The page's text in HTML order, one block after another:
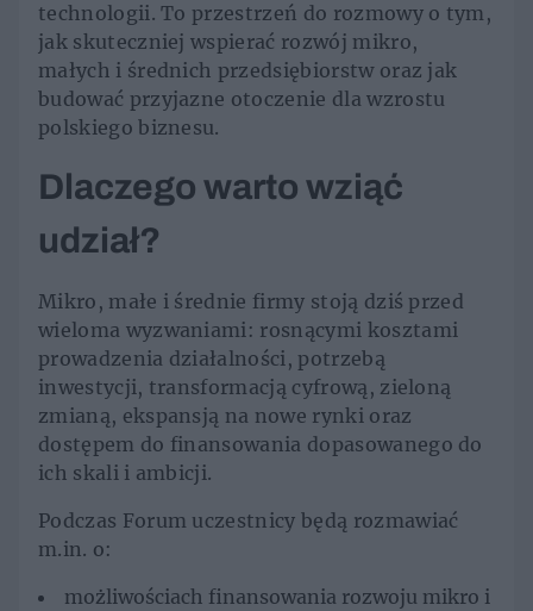
technologii. To przestrzeń do rozmowy o tym,
jak skuteczniej wspierać rozwój mikro,
małych i średnich przedsiębiorstw oraz jak
budować przyjazne otoczenie dla wzrostu
polskiego biznesu.
Dlaczego warto wziąć
udział?
Mikro, małe i średnie firmy stoją dziś przed
wieloma wyzwaniami: rosnącymi kosztami
prowadzenia działalności, potrzebą
inwestycji, transformacją cyfrową, zieloną
zmianą, ekspansją na nowe rynki oraz
dostępem do finansowania dopasowanego do
ich skali i ambicji.
Podczas Forum uczestnicy będą rozmawiać
m.in. o:
możliwościach finansowania rozwoju mikro i